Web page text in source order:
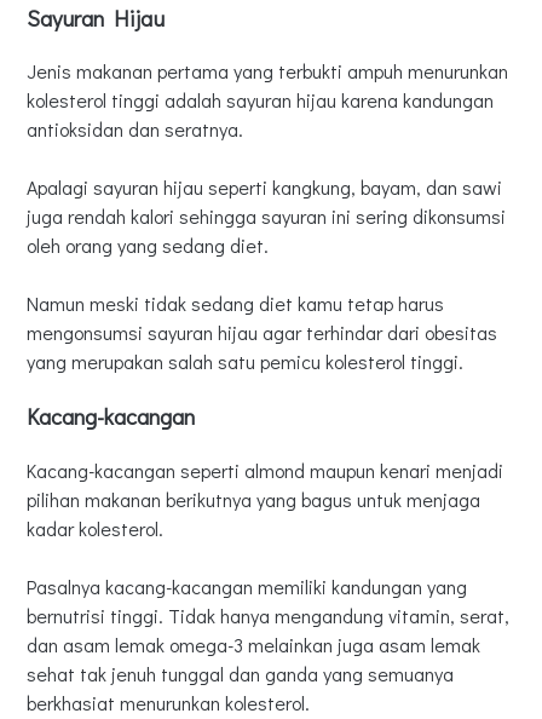
Sayuran Hijau
Jenis makanan pertama yang terbukti ampuh menurunkan
kolesterol tinggi adalah sayuran hijau karena kandungan
antioksidan dan seratnya.
Apalagi sayuran hijau seperti kangkung, bayam, dan sawi
juga rendah kalori sehingga sayuran ini sering dikonsumsi
oleh orang yang sedang diet.
Namun meski tidak sedang diet kamu tetap harus
mengonsumsi sayuran hijau agar terhindar dari obesitas
yang merupakan salah satu pemicu kolesterol tinggi.
Kacang-kacangan
Kacang-kacangan seperti almond maupun kenari menjadi
pilihan makanan berikutnya yang bagus untuk menjaga
kadar kolesterol.
Pasalnya kacang-kacangan memiliki kandungan yang
bernutrisi tinggi. Tidak hanya mengandung vitamin, serat,
dan asam lemak omega-3 melainkan juga asam lemak
sehat tak jenuh tunggal dan ganda yang semuanya
berkhasiat menurunkan kolesterol.